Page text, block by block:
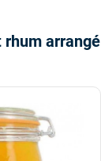
rhum arrangé